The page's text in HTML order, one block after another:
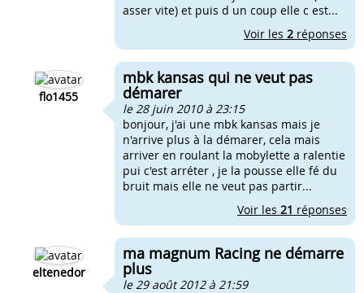
asser vite) et puis d un coup elle c est...
Voir les 2 réponses
flo1455
mbk kansas qui ne veut pas
démarer
le 28 juin 2010 à 23:15
bonjour, j'ai une mbk kansas mais je
n'arrive plus à la démarer, cela mais
arriver en roulant la mobylette a ralentie
pui c'est arréter , je la pousse elle fé du
bruit mais elle ne veut pas partir...
Voir les 21 réponses
eltenedor
ma magnum Racing ne démarre
plus
le 29 août 2012 à 21:59